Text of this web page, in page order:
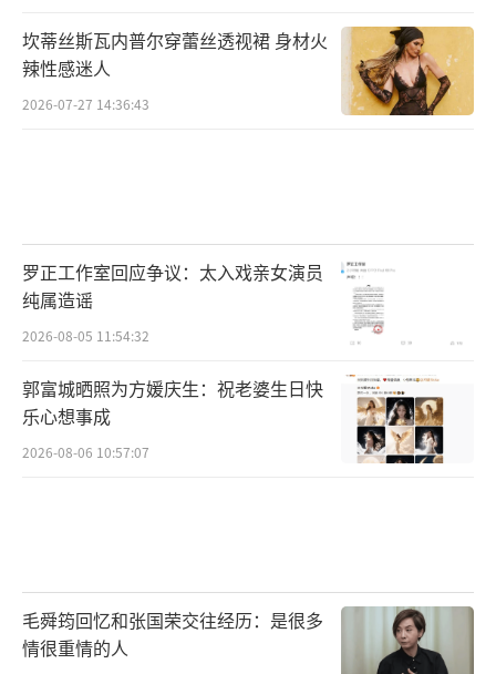
坎蒂丝斯瓦内普尔穿蕾丝透视裙 身材火
辣性感迷人
2026-07-27 14:36:43
罗正工作室回应争议：太入戏亲女演员
纯属造谣
2026-08-05 11:54:32
郭富城晒照为方媛庆生：祝老婆生日快
乐心想事成
2026-08-06 10:57:07
毛舜筠回忆和张国荣交往经历：是很多
情很重情的人